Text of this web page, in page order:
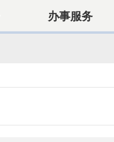
办事服务